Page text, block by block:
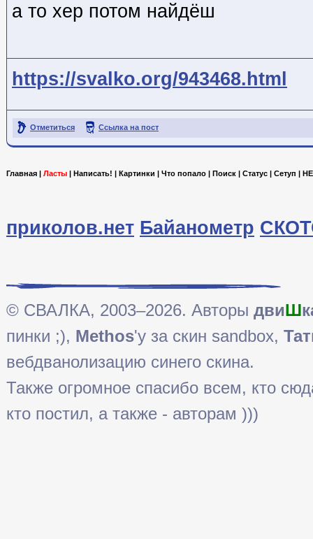
а то хер потом найдёш
https://svalko.org/943468.html
Отметиться Ссылка на пост
Главная | Ласты | Написать! | Картинки | Что попало | Поиск | Статус | Сетуп |
приколов.нет Байанометр
© СВАЛКА, 2003–2026. Авторы двиШ
пинки ;), Methos'у за скин sandbox,
вебдванолизацию синего скина.
Также огромное спасибо всем, кто
кто постил, а также - авторам )))